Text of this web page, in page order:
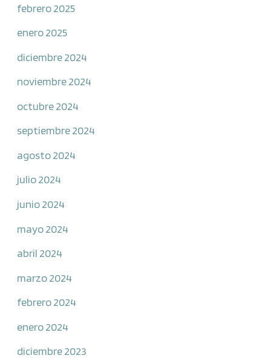
febrero 2025
enero 2025
diciembre 2024
noviembre 2024
octubre 2024
septiembre 2024
agosto 2024
julio 2024
junio 2024
mayo 2024
abril 2024
marzo 2024
febrero 2024
enero 2024
diciembre 2023